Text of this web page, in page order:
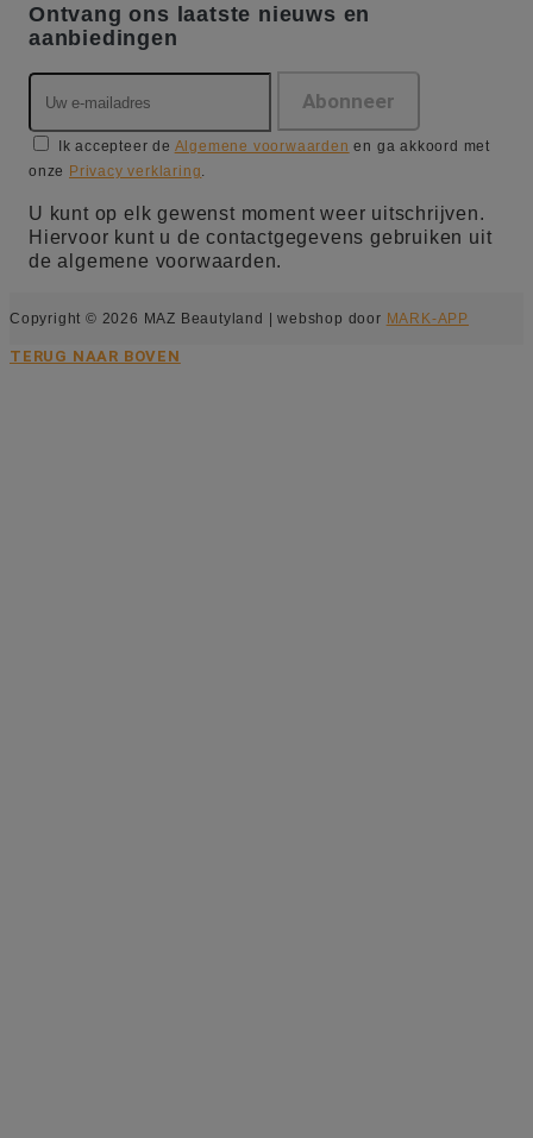
Ontvang ons laatste nieuws en
aanbiedingen
Ik accepteer de Algemene voorwaarden en ga akkoord met
onze Privacy verklaring.
U kunt op elk gewenst moment weer uitschrijven.
Hiervoor kunt u de contactgegevens gebruiken uit
de algemene voorwaarden.
Copyright © 2026 MAZ Beautyland | webshop door MARK-APP
TERUG NAAR BOVEN